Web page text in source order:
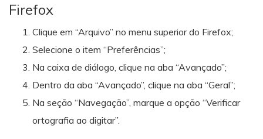
Firefox
Clique em “Arquivo” no menu superior do Firefox;
Selecione o item “Preferências”;
Na caixa de diálogo, clique na aba “Avançado”;
Dentro da aba “Avançado”, clique na aba “Geral”;
Na seção “Navegação”, marque a opção “Verificar
ortografia ao digitar”.